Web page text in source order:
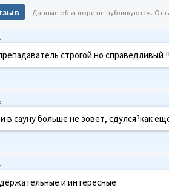
Данные об авторе не публикуются.
строгой но справедливый
в сауну больше не зовет, сдулся?как
и интересные